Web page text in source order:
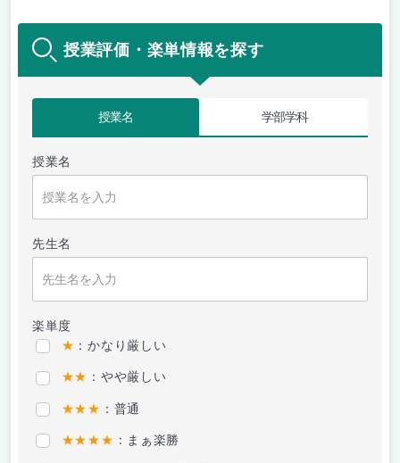
授業評価・楽単情報を探す
授業名 学部学科
授業名
先生名
楽単度
★ ：かなり厳しい
★★ ：やや厳しい
★★★ ：普通
★★★★ ：まぁ楽勝